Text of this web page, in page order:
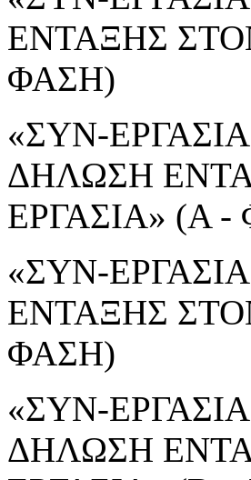
ΕΝΤΑΞΗΣ
ΦΑΣΗ)
«ΣΥΝ-
ΔΗΛΩΣΗ
ΕΡΓΑΣΙΑ» (Α
«ΣΥΝ-
ΕΝΤΑΞΗΣ
ΦΑΣΗ)
«ΣΥΝ-
ΔΗΛΩΣΗ